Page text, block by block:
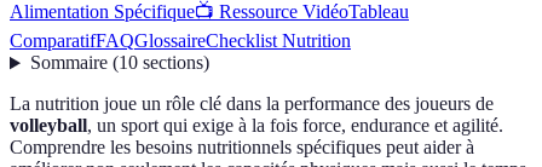
Alimentation Spécifique📺 Ressource VidéoTableau
ComparatifFAQGlossaireChecklist Nutrition
Sommaire(10 sections)
La nutrition joue un rôle clé dans la performance des joueurs de
volleyball, un sport qui exige à la fois force, endurance et agilité.
Comprendre les besoins nutritionnels spécifiques peut aider à